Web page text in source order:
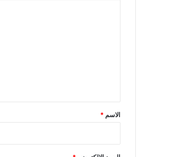
*
الاسم *